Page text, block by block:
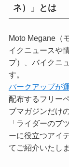
ネ）」とは
Moto Megane（
イクニュースや
プ）、バイクニ
す。
パークアップが
配布するフリー
ブマガジンだけ
「ライダーのブ
ーに役立つアイ
てご紹介いたしま